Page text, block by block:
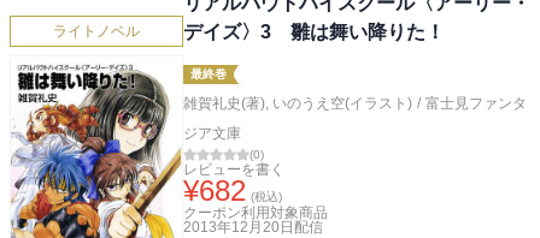
ライトノベル
デイズ〉3 雛は舞い降りた！
最終巻
雑賀礼史(著), いのうえ空(イラスト) / 富士見ファンタ
ジア文庫
(0)
レビューを書く
¥682 (税込)
クーポン利用対象商品
2013年12月20日 配信